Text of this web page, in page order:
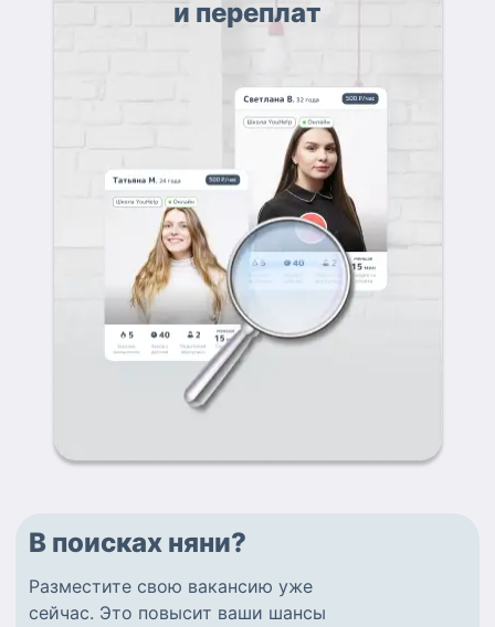
и переплат
В поисках няни?
Разместите свою вакансию уже
сейчас. Это повысит ваши шансы